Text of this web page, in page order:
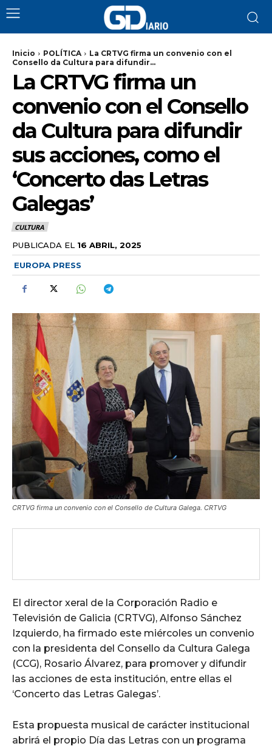
Inicio POLÍTICA
La CRTVG firma un convenio con el
Consello da Cultura para difundir...
La CRTVG firma un
convenio con el Consello
da Cultura para difundir
sus acciones, como el
‘Concerto das Letras
Galegas’
CULTURA
PUBLICADA EL 16 ABRIL, 2025
EUROPA PRESS
CRTVG firma un convenio con el Consello de Cultura Galega. CRTVG
El director xeral de la Corporación Radio e
Televisión de Galicia (CRTVG), Alfonso Sánchez
Izquierdo, ha firmado este miércoles un convenio
con la presidenta del Consello da Cultura Galega
(CCG), Rosario Álvarez, para promover y difundir
las acciones de esta institución, entre ellas el
‘Concerto das Letras Galegas’.
Esta propuesta musical de carácter institucional
abrirá el propio Día das Letras con un programa